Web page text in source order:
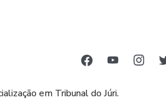
em Tribunal do Júri.